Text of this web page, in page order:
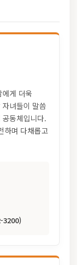
게 더욱
녀들이 말씀
동체입니다.
하며 다채롭고
3200)